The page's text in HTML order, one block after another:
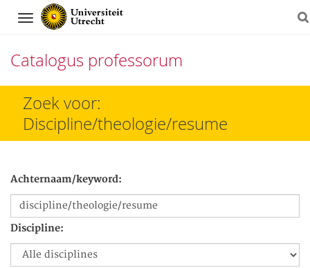
Navigation
Catalogus professorum
Direct
het
Zoek voor:
Discipline/theologie/resume
Achternaam/keyword:
Discipline: